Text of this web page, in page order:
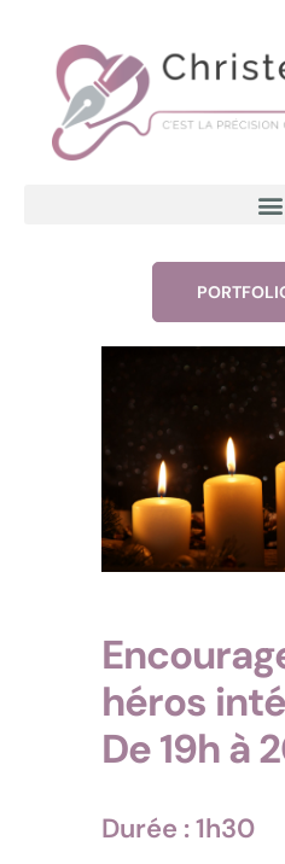
héros
De 19h à
Durée : 1h30